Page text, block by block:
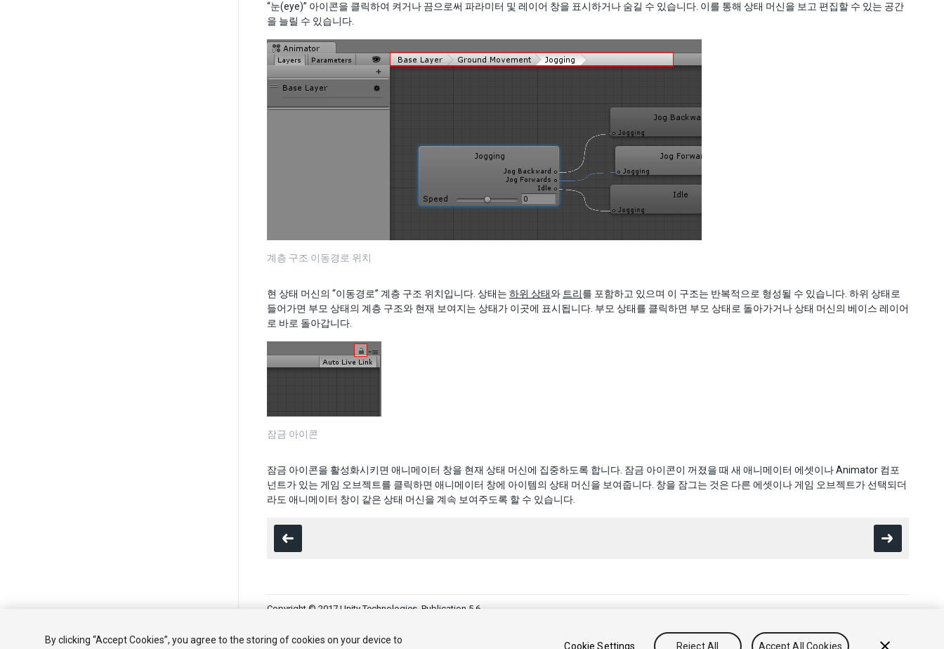
“눈(eye)” 아이콘을 클릭하여 켜거나 끔으로써 파라미터 및 레이어 창을 표시하거나 숨길 수 있습니다. 이를 통해 상태 머신을 보고 편집할 수 있는 공간
을 늘릴 수 있습니다.
계층 구조 이동경로 위치
현 상태 머신의 “이동경로” 계층 구조 위치입니다. 상태는 하위 상태와 트리를 포함하고 있으며 이 구조는 반복적으로 형성될 수 있습니다. 하위 상태로
들어가면 부모 상태의 계층 구조와 현재 보여지는 상태가 이곳에 표시됩니다. 부모 상태를 클릭하면 부모 상태로 돌아가거나 상태 머신의 베이스 레이어
로 바로 돌아갑니다.
잠금 아이콘
잠금 아이콘을 활성화시키면 애니메이터 창을 현재 상태 머신에 집중하도록 합니다. 잠금 아이콘이 꺼졌을 때 새 애니메이터 에셋이나 Animator 컴포
넌트가 있는 게임 오브젝트를 클릭하면 애니메이터 창에 아이템의 상태 머신을 보여줍니다. 창을 잠그는 것은 다른 에셋이나 게임 오브젝트가 선택되더
라도 애니메이터 창이 같은 상태 머신을 계속 보여주도록 할 수 있습니다.
Copyright © 2017 Unity Technologies. Publication 5.6
튜토리얼 커뮤니티 답변 기술 자료 쿠키 내 개인정보 판매 금지
By clicking “Accept Cookies”, you agree to the storing of cookies on your device to
Cookie Settings Reject All Accept All Cookies